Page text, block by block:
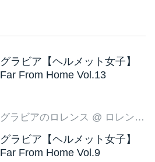
グラビア【ヘルメット女子】
Far From Home Vol.13
グラビアのロレンス @ ロレンス編集部
グラビア【ヘルメット女子】
Far From Home Vol.9